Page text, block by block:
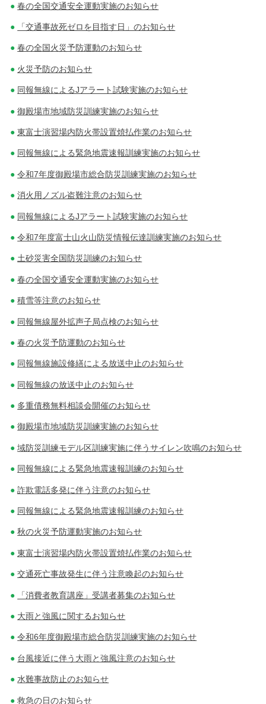
春の全国交通安全運動実施のお知らせ
「交通事故死ゼロを目指す日」のお知らせ
春の全国火災予防運動のお知らせ
火災予防のお知らせ
同報無線によるJアラート試験実施のお知らせ
御殿場市地域防災訓練実施のお知らせ
東富士演習場内防火帯設置焼払作業のお知らせ
同報無線による緊急地震速報訓練実施のお知らせ
令和7年度御殿場市総合防災訓練実施のお知らせ
消火用ノズル盗難注意のお知らせ
同報無線によるJアラート試験実施のお知らせ
令和7年度富士山火山防災情報伝達訓練実施のお知らせ
土砂災害全国防災訓練のお知らせ
春の全国交通安全運動実施のお知らせ
積雪等注意のお知らせ
同報無線屋外拡声子局点検のお知らせ
春の火災予防運動のお知らせ
同報無線施設修繕による放送中止のお知らせ
同報無線の放送中止のお知らせ
多重債務無料相談会開催のお知らせ
御殿場市地域防災訓練実施のお知らせ
域防災訓練モデル区訓練実施に伴うサイレン吹鳴のお知らせ
同報無線による緊急地震速報訓練のお知らせ
詐欺電話多発に伴う注意のお知らせ
同報無線による緊急地震速報訓練のお知らせ
秋の火災予防運動実施のお知らせ
東富士演習場内防火帯設置焼払作業のお知らせ
交通死亡事故発生に伴う注意喚起のお知らせ
「消費者教育講座」受講者募集のお知らせ
大雨と強風に関するお知らせ
令和6年度御殿場市総合防災訓練実施のお知らせ
台風接近に伴う大雨と強風注意のお知らせ
水難事故防止のお知らせ
救急の日のお知らせ